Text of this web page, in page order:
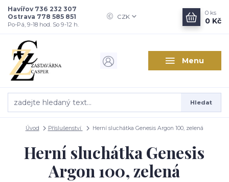
Menu
CZK
Hledat
Havířov 736 232 307
Ostrava 778 585 851
Po-Pá, 9-18 hod. So 9-12 h.
0 ks
0 Kč
Úvod Příslušenství Herní sluchátka Genesis Argon 100, zelená
Herní sluchátka Genesis
Argon 100, zelená